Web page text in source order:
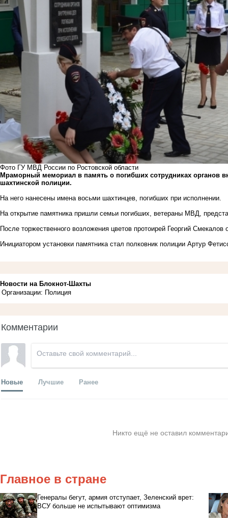
Фото ГУ МВД России по Ростовской области
Мраморный мемориал в память о погибших сотрудниках органов
шахтинской полиции.
На него нанесены имена восьми шахтинцев, погибших при исполнении.
На открытие памятника пришли семьи погибших, ветераны МВД,
После торжественного возложения цветов протоирей Георгий
Инициатором установки памятника стал полковник полиции Артур
Новости на Блoкнoт-Шахты
Организации: Полиция
Комментарии
Новые Лучшие Ранее
Никто ещё не оставил
Главное в стране
Генералы бегут, армия отступает, Зеленский врет:
ВСУ больше не испытывают оптимизма